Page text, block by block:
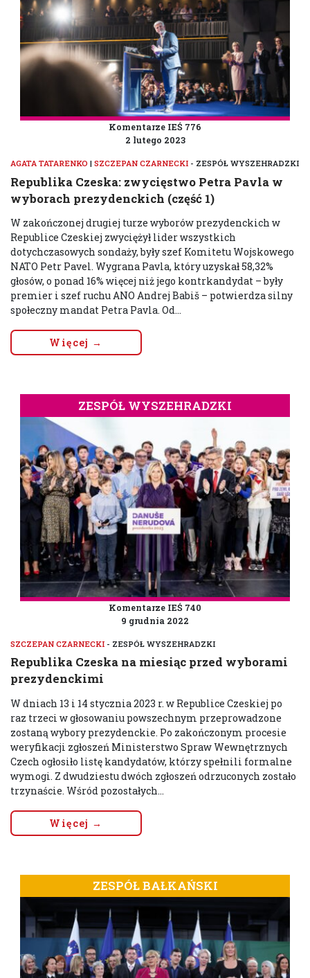
Komentarze IEŚ 776
2 lutego 2023
AGATA TATARENKO | SZCZEPAN CZARNECKI - ZESPÓŁ WYSZEHRADZKI
Republika Czeska: zwycięstwo Petra Pavla w
wyborach prezydenckich (część 1)
W zakończonej drugiej turze wyborów prezydenckich w
Republice Czeskiej zwyciężył lider wszystkich
dotychczasowych sondaży, były szef Komitetu Wojskowego
NATO Petr Pavel. Wygrana Pavla, który uzyskał 58,32%
głosów, o ponad 16% więcej niż jego kontrkandydat – były
premier i szef ruchu ANO Andrej Babiš – potwierdza silny
społeczny mandat Petra Pavla. Od...
Więcej →
ZESPÓŁ WYSZEHRADZKI
Komentarze IEŚ 740
9 grudnia 2022
SZCZEPAN CZARNECKI - ZESPÓŁ WYSZEHRADZKI
Republika Czeska na miesiąc przed wyborami
prezydenckimi
W dniach 13 i 14 stycznia 2023 r. w Republice Czeskiej po
raz trzeci w głosowaniu powszechnym przeprowadzone
zostaną wybory prezydenckie. Po zakończonym procesie
weryfikacji zgłoszeń Ministerstwo Spraw Wewnętrznych
Czech ogłosiło listę kandydatów, którzy spełnili formalne
wymogi. Z dwudziestu dwóch zgłoszeń odrzuconych zostało
trzynaście. Wśród pozostałych...
Więcej →
ZESPÓŁ BAŁKAŃSKI